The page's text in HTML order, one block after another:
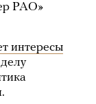
РАО»
интересы